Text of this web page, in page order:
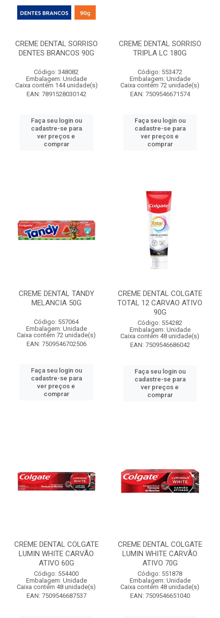
CREME DENTAL SORRISO
DENTES BRANCOS 90G
Código: 348082
Embalagem: Unidade
Caixa contém 144 unidade(s)
EAN: 7891528030142
Faça seu login ou
cadastre-se para
ver preços e
comprar
CREME DENTAL SORRISO
TRIPLA LC 180G
Código: 553472
Embalagem: Unidade
Caixa contém 72 unidade(s)
EAN: 7509546671574
Faça seu login ou
cadastre-se para
ver preços e
comprar
CREME DENTAL TANDY
MELANCIA 50G
Código: 557064
Embalagem: Unidade
Caixa contém 72 unidade(s)
EAN: 7509546702506
Faça seu login ou
cadastre-se para
ver preços e
comprar
CREME DENTAL COLGATE
TOTAL 12 CARVAO ATIVO
90G
Código: 554282
Embalagem: Unidade
Caixa contém 48 unidade(s)
EAN: 7509546686042
Faça seu login ou
cadastre-se para
ver preços e
comprar
CREME DENTAL COLGATE
LUMIN WHITE CARVÃO
ATIVO 60G
Código: 554400
Embalagem: Unidade
Caixa contém 48 unidade(s)
EAN: 7509546687537
CREME DENTAL COLGATE
LUMIN WHITE CARVÃO
ATIVO 70G
Código: 551878
Embalagem: Unidade
Caixa contém 48 unidade(s)
EAN: 7509546651040